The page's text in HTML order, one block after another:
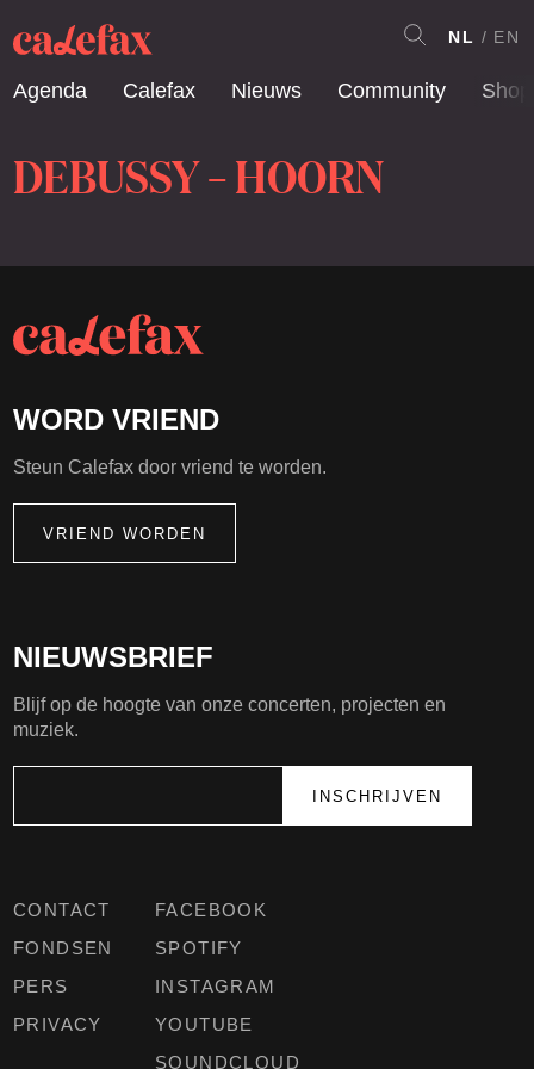
Agenda Calefax Nieuws Community Shop
NL EN
DEBUSSY – HOORN
CONTACT
FONDSEN
PERS
PRIVACY
FACEBOOK
SPOTIFY
INSTAGRAM
YOUTUBE
SOUNDCLOUD
NIEUWSBRIEF
Blijf op de hoogte van onze concerten, projecten en
muziek.
WORD VRIEND
Steun Calefax door vriend te worden.
VRIEND WORDEN